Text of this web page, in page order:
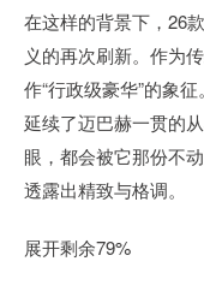
在这样的背景下，26
义的再次刷新。作为
作“行政级豪华”的象
延续了迈巴赫一贯的
眼，都会被它那份不
透露出精致与格调。
展开剩余79%